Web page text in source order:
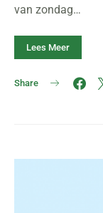
van zondag…
Lees Meer
Share